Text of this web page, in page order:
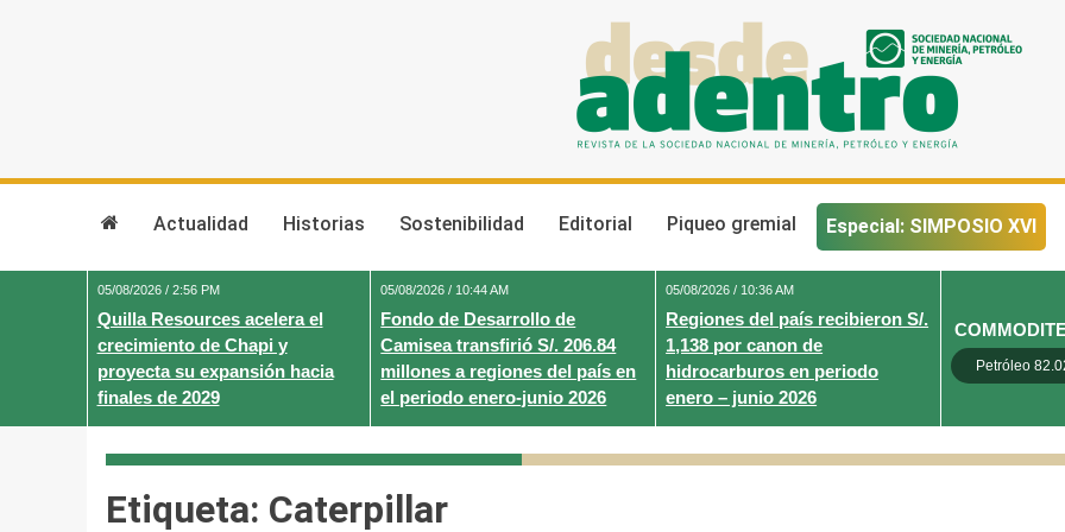
Actualidad Historias Sostenibilidad Editorial Piqueo gremial Especial: SIMPOSIO XVI
05/08/2026 / 2:56 PM
Quilla Resources acelera el
crecimiento de Chapi y
proyecta su expansión hacia
finales de 2029
05/08/2026 / 10:44 AM
Fondo de Desarrollo de
Camisea transfirió S/. 206.84
millones a regiones del país en
el periodo enero-junio 2026
05/08/2026 / 10:36 AM
Regiones del país recibieron S/.
1,138 por canon de
hidrocarburos en periodo
enero – junio 2026
Petróleo
Etiqueta: Caterpillar